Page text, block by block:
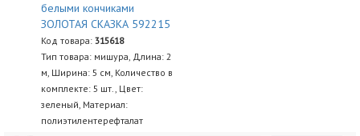
белыми кончиками
ЗОЛОТАЯ СКАЗКА 592215
Код товара: 315618
Тип товара: мишура, Длина: 2
м, Ширина: 5 см, Количество в
комплекте: 5 шт., Цвет:
зеленый, Материал:
полиэтилентерефталат